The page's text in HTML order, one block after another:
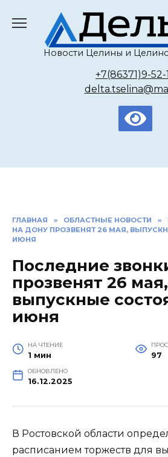
содержанию
Новости Целины и
+7(86371)9-52-
ГЛАВНАЯ » ОБЛАСТНЫЕ НОВОСТИ »
НА ДОНУ ПРОЗВЕНЯТ 26 МАЯ,
ИЮНЯ
Последние
прозвенят 26 мая,
выпускные
июня
НА ЧТЕНИЕ
1 мин 97
ОБНОВЛЕНО
16.12.2025
В Ростовской области
расписанием торжеств для